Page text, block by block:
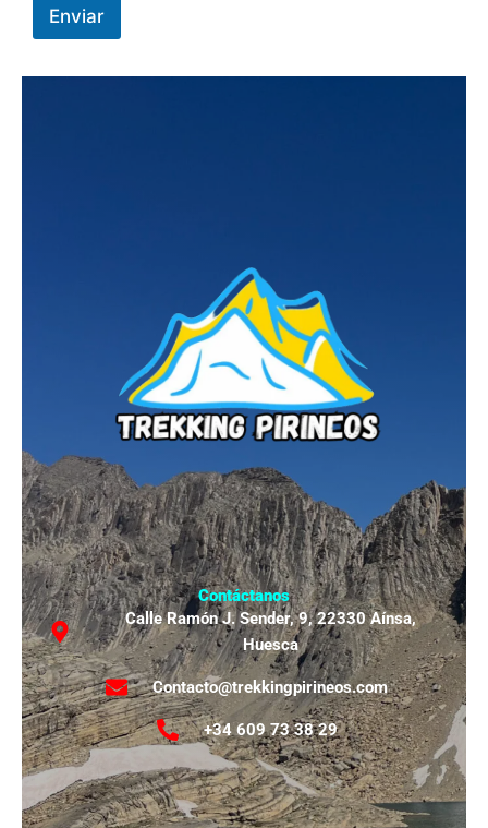
Enviar
Contáctanos
Calle Ramón J. Sender, 9, 22330 Aínsa,
Huesca
Contacto@trekkingpirineos.com
+34 609 73 38 29